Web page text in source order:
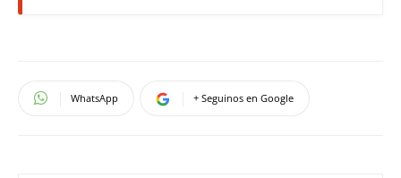
WhatsApp + Seguinos en Google